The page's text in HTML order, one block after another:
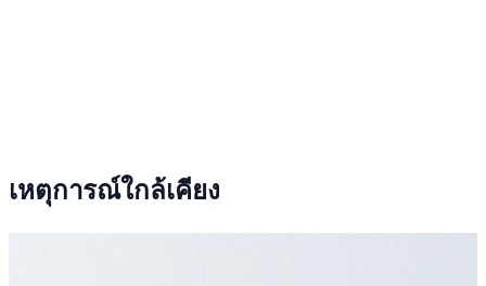
เหตุการณ์ใกล้เคียง